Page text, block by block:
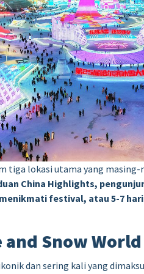
tiga lokasi utama yang masing-
China Highlights,
festival, atau 5-7
and Snow
dan sering kali yang